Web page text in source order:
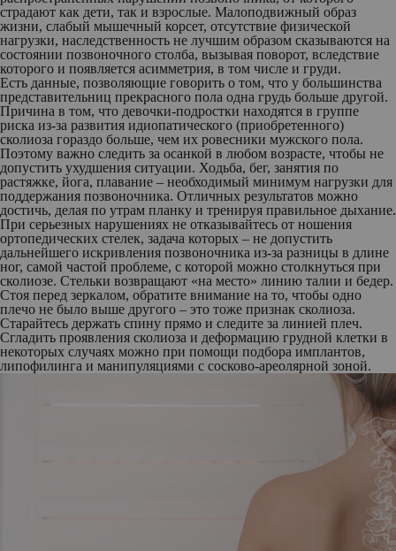
страдают как дети, так и взрослые. Малоподвижный образ
жизни, слабый мышечный корсет, отсутствие физической
нагрузки, наследственность не лучшим образом сказываются на
состоянии позвоночного столба, вызывая поворот, вследствие
которого и появляется асимметрия, в том числе и груди.
Есть данные, позволяющие говорить о том, что у большинства
представительниц прекрасного пола одна грудь больше другой.
Причина в том, что девочки-подростки находятся в группе
риска из-за развития идиопатического (приобретенного)
сколиоза гораздо больше, чем их ровесники мужского пола.
Поэтому важно следить за осанкой в любом возрасте, чтобы не
допустить ухудшения ситуации. Ходьба, бег, занятия по
растяжке, йога, плавание – необходимый минимум нагрузки для
поддержания позвоночника. Отличных результатов можно
достичь, делая по утрам планку и тренируя правильное дыхание.
При серьезных нарушениях не отказывайтесь от ношения
ортопедических стелек, задача которых – не допустить
дальнейшего искривления позвоночника из-за разницы в длине
ног, самой частой проблеме, с которой можно столкнуться при
сколиозе. Стельки возвращают «на место» линию талии и бедер.
Стоя перед зеркалом, обратите внимание на то, чтобы одно
плечо не было выше другого – это тоже признак сколиоза.
Старайтесь держать спину прямо и следите за линией плеч.
Сгладить проявления сколиоза и деформацию грудной клетки в
некоторых случаях можно при помощи подбора имплантов,
липофилинга и манипуляциями с сосково-ареолярной зоной.